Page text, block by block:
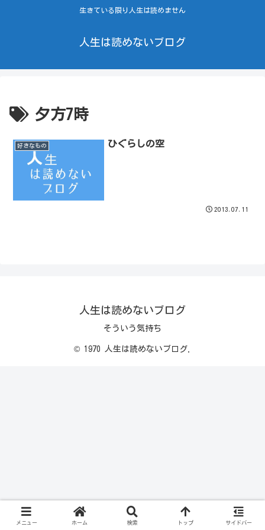
生きている限り人生は読めません
人生は読めないブログ
夕方7時
好きなもの ひぐらしの空
2013.07.11
人生は読めないブログ
そういう気持ち
© 1970 人生は読めないブログ.
メニュー ホーム 検索 トップ サイドバー